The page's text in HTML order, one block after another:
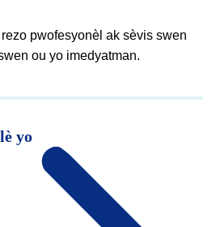
pwofesyonèl ak sèvis swen
ou yo imedyatman.
yo